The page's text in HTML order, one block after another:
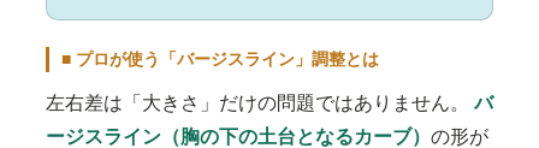
■ プロが使う「バージスライン」調整とは
左右差は「大きさ」だけの問題ではありません。バ
ージスライン（胸の下の土台となるカーブ） の形が